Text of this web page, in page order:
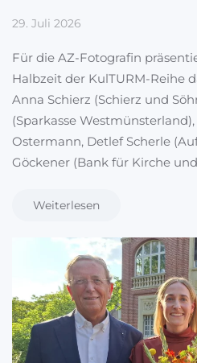
29. Juli 2026
Für die AZ-Fotografin
Halbzeit der KulTURM-Reihe
Anna Schierz (Schierz und
(Sparkasse
Ostermann, Detlef Scherle
Göckener (Bank für Kirche
Weiterlesen